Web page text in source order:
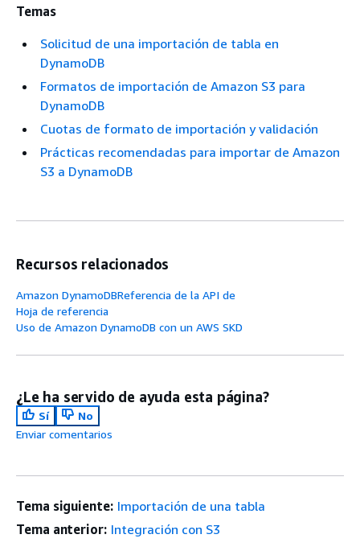
Temas
Solicitud de una importación de tabla en
DynamoDB
Formatos de importación de Amazon S3 para
DynamoDB
Cuotas de formato de importación y validación
Prácticas recomendadas para importar de Amazon
S3 a DynamoDB
Recursos relacionados
Amazon DynamoDBReferencia de la API de
Hoja de referencia
Uso de Amazon DynamoDB con un AWS SKD
¿Le ha servido de ayuda esta página?
Sí
No
Enviar comentarios
Tema siguiente: Importación de una tabla
Tema anterior: Integración con S3